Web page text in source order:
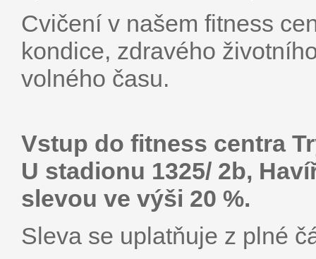
Cvičení v našem fitness
kondice, zdravého
volného času.
Vstup do fitness centra
U stadionu 1325/ 2b,
slevou ve výši 20 %.
Sleva se uplatňuje z plné